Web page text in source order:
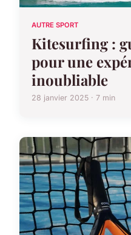
AUTRE SPORT
Kitesurfing :
pour une
inoubliable
28 janvier 2025 · 7 min